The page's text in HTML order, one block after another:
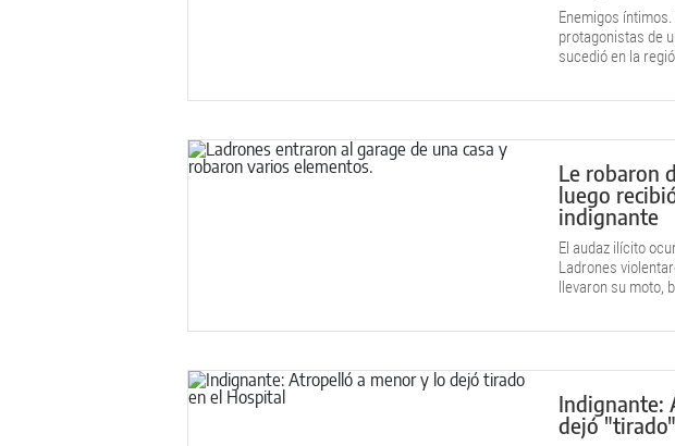
Enemigos
protagonistas de
sucedió en la
Le robaron
luego
indignante
El audaz ilícito
Ladrones
llevaron su moto,
Indignante:
dejó